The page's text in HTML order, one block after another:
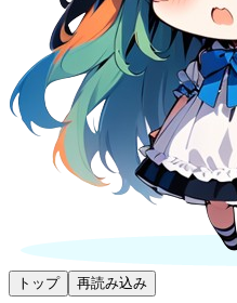
トップ 再読み込み